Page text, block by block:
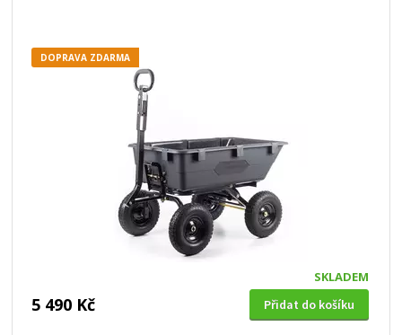
DOPRAVA ZDARMA
SKLADEM
5 490 Kč Přidat do košíku